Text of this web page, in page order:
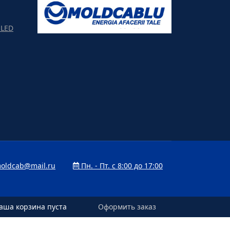
корзина пуста Оформить заказ
Пн. - Пт. с 8:00 до 17:00
корзина пуста Оформить заказ